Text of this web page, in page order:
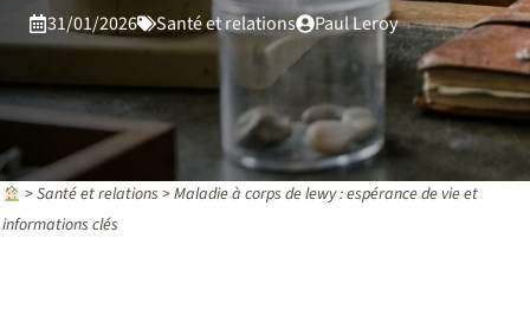
31/01/2026 Santé et relations Paul Leroy
>Santé et relations >Maladie à corps de lewy : espérance de vie et
informations clés